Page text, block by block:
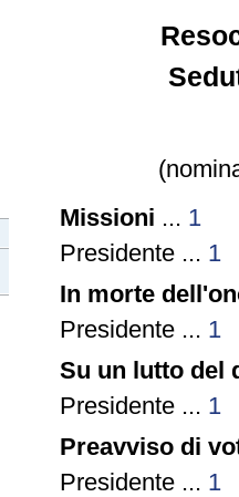
Missioni ... 1
Presidente ... 1
In morte
Presidente ... 1
Su un lutto del
Presidente ... 1
Preavviso di
Presidente ... 1